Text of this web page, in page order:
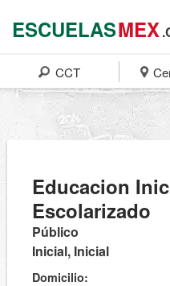
ESCUELASMEX
CCT
Educacion
Escolarizado
Público
Inicial, Inicial
Domicilio: